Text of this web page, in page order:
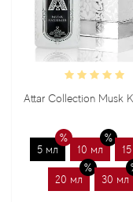
Collection Musk Kashmir
10 мл 15 мл
30 мл